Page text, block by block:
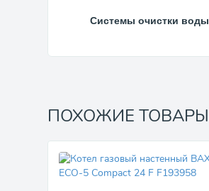
Системы очистки воды
ПОХОЖИЕ ТОВАРЫ